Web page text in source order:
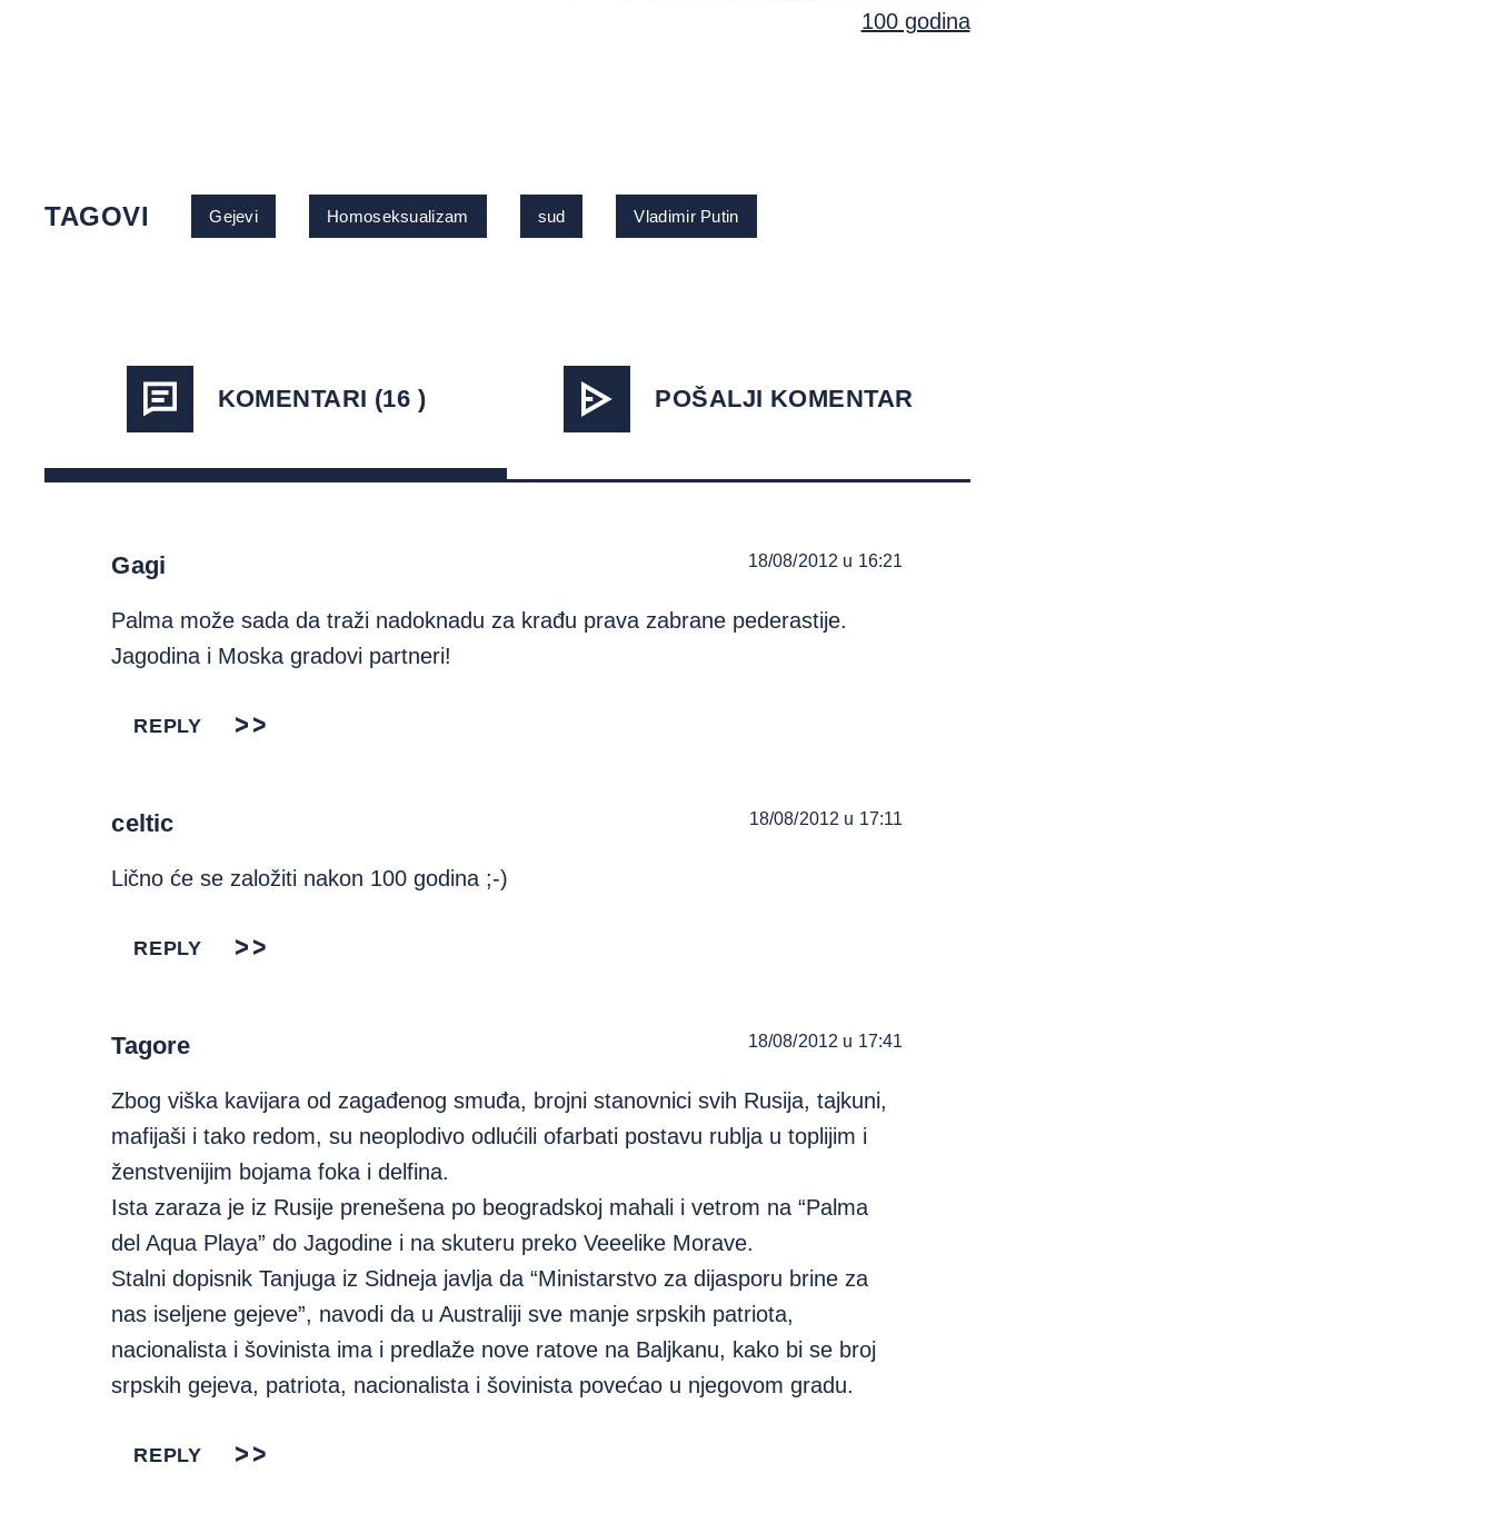
100 godina
TAGOVI Gejevi Homoseksualizam sud Vladimir Putin
KOMENTARI (16 ) POŠALJI KOMENTAR
Gagi 18/08/2012 u 16:21
Palma može sada da traži nadoknadu za krađu prava zabrane pederastije.
Jagodina i Moska gradovi partneri!
REPLY
celtic 18/08/2012 u 17:11
Lično će se založiti nakon 100 godina ;-)
REPLY
Tagore 18/08/2012 u 17:41
Zbog viška kavijara od zagađenog smuđa, brojni stanovnici svih Rusija, tajkuni,
mafijaši i tako redom, su neoplodivo odlućili ofarbati postavu rublja u toplijim i
ženstvenijim bojama foka i delfina.
Ista zaraza je iz Rusije prenešena po beogradskoj mahali i vetrom na “Palma
del Aqua Playa” do Jagodine i na skuteru preko Veeelike Morave.
Stalni dopisnik Tanjuga iz Sidneja javlja da “Ministarstvo za dijasporu brine za
nas iseljene gejeve”, navodi da u Australiji sve manje srpskih patriota,
nacionalista i šovinista ima i predlaže nove ratove na Baljkanu, kako bi se broj
srpskih gejeva, patriota, nacionalista i šovinista povećao u njegovom gradu.
REPLY